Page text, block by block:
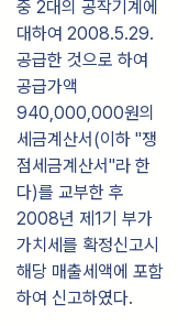
중 2대의 공작기계에
대하여 2008.5.29.
공급한 것으로 하여
공급가액
940,000,000원의
세금계산서(이하 "쟁
점세금계산서"라 한
다)를 교부한 후
2008년 제1기 부가
가치세를 확정신고시
해당 매출세액에 포함
하여 신고하였다.